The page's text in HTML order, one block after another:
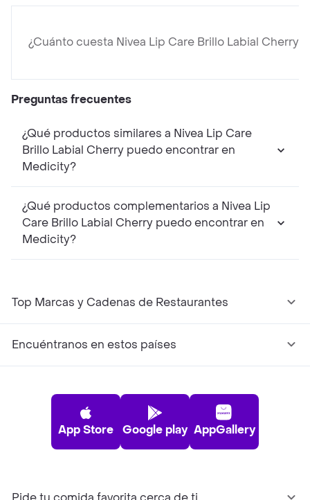
¿Cuánto cuesta Nivea Lip Care Brillo Labial Cherry?
Preguntas frecuentes
¿Qué productos similares a Nivea Lip Care
Brillo Labial Cherry puedo encontrar en
Medicity?
¿Qué productos complementarios a Nivea Lip
Care Brillo Labial Cherry puedo encontrar en
Medicity?
Top Marcas y Cadenas de Restaurantes
Encuéntranos en estos países
App Store Google play AppGallery